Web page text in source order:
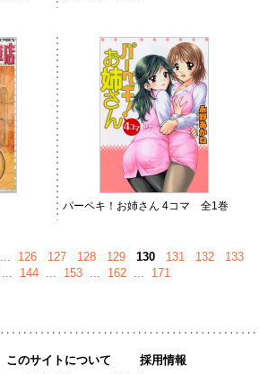
パーペキ！お姉さん 4コマ 全1巻
... 126 127 128 129 130 131 132
133
... 144 ... 153 ... 162 ... 171
このサイトについて
採用情報